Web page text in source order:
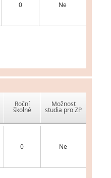
0 Ne
Roční
školné
Možnost
studia pro ZP
0 Ne